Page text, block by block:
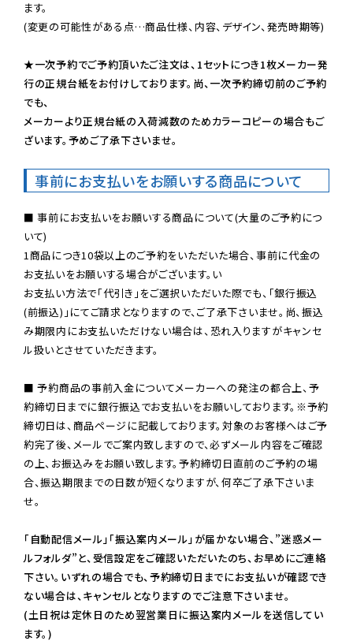
ます。
(変更の可能性がある点…商品仕様、内容、デザイン、発売時期等)
★一次予約でご予約頂いたご注文は、1セットにつき1枚メーカー発
行の正規台紙をお付けしております。尚、一次予約締切前のご予約
でも、
メーカーより正規台紙の入荷減数のためカラーコピーの場合もご
ざいます。予めご了承下さいませ。
事前にお支払いをお願いする商品について
■ 事前にお支払いをお願いする商品について(大量のご予約につ
いて)
1商品につき10袋以上のご予約をいただいた場合、事前に代金の
お支払いをお願いする場合がございます。い
お支払い方法で「代引き」をご選択いただいた際でも、「銀行振込
(前振込)」にてご請求となりますので、ご了承下さいませ。尚、振込
み期限内にお支払いただけない場合は、恐れ入りますがキャンセ
ル扱いとさせていただきます。
■ 予約商品の事前入金についてメーカーへの発注の都合上、予
約締切日までに銀行振込でお支払いをお願いしております。※予約
締切日は、商品ページに記載しております。対象のお客様へはご予
約完了後、メールでご案内致しますので、必ずメール内容をご確認
の上、お振込みをお願い致します。予約締切日直前のご予約の場
合、振込期限までの日数が短くなりますが、何卒ご了承下さいま
せ。
「自動配信メール」「振込案内メール」が届かない場合、”迷惑メー
ルフォルダ”と、受信設定をご確認いただいたのち、お早めにご連絡
下さい。いずれの場合でも、予約締切日までにお支払いが確認でき
ない場合は、キャンセルとなりますのでご注意下さいませ。
(土日祝は定休日のため翌営業日に振込案内メールを送信してい
ます。)